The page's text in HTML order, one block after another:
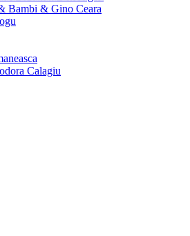
Bambi & Gino Ceara
Calagiu